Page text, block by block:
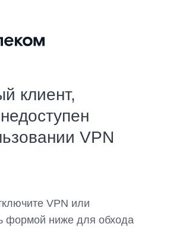
клиент,
VPN
VPN или
формой ниже для обхода